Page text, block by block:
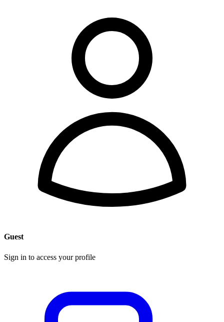
Guest
Sign in to access your profile